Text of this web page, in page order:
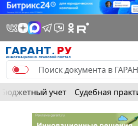
Бюджетный учет Судебная